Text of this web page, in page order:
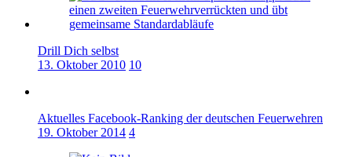
Drill Dich selbst
13. Oktober 2010 10
Aktuelles Facebook-Ranking der deutschen Feuerwehren
19. Oktober 2014 4